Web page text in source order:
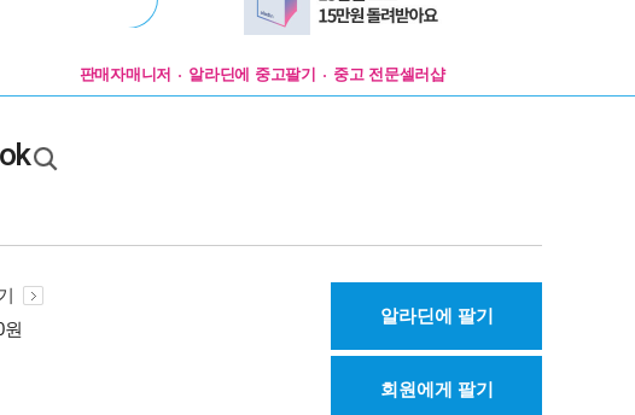
판매자매니저 알라딘에 중고팔기 중고 전문셀러샵
원
알라딘에 팔기
회원에게 팔기